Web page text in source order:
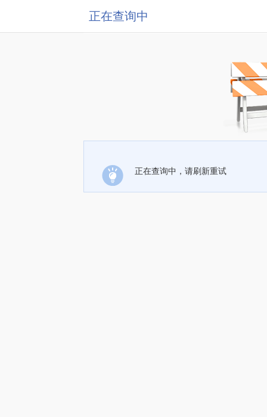
正在查询中
正在查询中，请刷新重试